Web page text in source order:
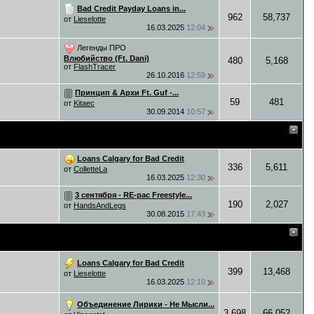
Bad Credit Payday Loans in...
от Lieselotte
16.03.2025 12:04
962 58,737
Легенды ПРО
Влюбийство (Ft. Dani)
от FlashTracer
26.10.2016 12:59
480 5,168
Принцип & Архи Ft. Guf -...
от Kitaec
30.09.2014 10:57
59 481
Loans Calgary for Bad Credit
от ColletteLa
16.03.2025 12:30
336 5,611
3 сентября - RE-pac Freestyle...
от HandsAndLegs
30.08.2015 17:43
190 2,027
Loans Calgary for Bad Credit
от Lieselotte
16.03.2025 12:10
399 13,468
Объединение Лирики - Не Мысли...